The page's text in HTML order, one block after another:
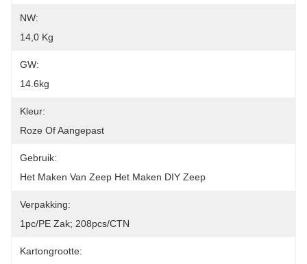
NW:
14,0 Kg
GW:
14.6kg
Kleur:
Roze Of Aangepast
Gebruik:
Het Maken Van Zeep Het Maken DIY Zeep
Verpakking:
1pc/PE Zak; 208pcs/CTN
Kartongrootte: